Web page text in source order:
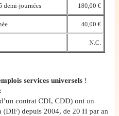
demi-journées 180,00 €
40,00 €
N.C.
services universels!
contrat CDI, CDD) ont un
depuis 2004, de 20 H par an